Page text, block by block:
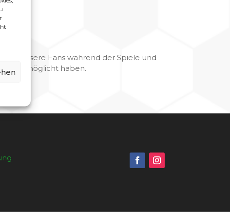
unsere Fans während der Spiele und
ermöglicht haben.